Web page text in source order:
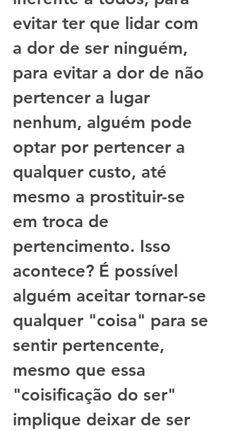
evitar ter que lidar com
a dor de ser ninguém,
para evitar a dor de não
pertencer a lugar
nenhum, alguém pode
optar por pertencer a
qualquer custo, até
mesmo a prostituir-se
em troca de
pertencimento. Isso
acontece? É possível
alguém aceitar tornar-se
qualquer "coisa" para se
sentir pertencente,
mesmo que essa
"coisificação do ser"
implique deixar de ser